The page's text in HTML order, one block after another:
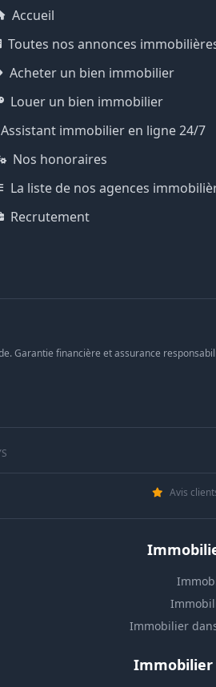
Accueil
Toutes nos annonces
Acheter un bien immobilier
Louer un bien immobilier
Assistant immobilier en ligne 24/7
Nos honoraires
La liste de nos agences
Recrutement
Garantie financière et assurance
Avis
Immobilier
Immobilier